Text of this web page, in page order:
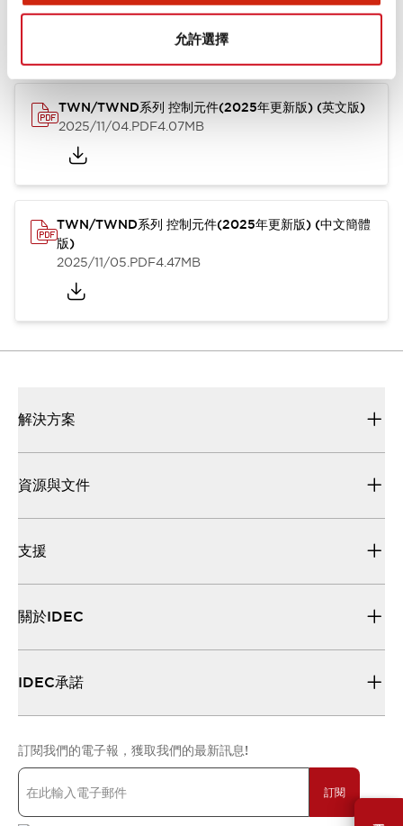
允許選擇
認證與標準
TWN/TWND系列 控制元件(2025年更新版) (英文版)
2025/11/04.PDF4.07MB
TWN/TWND系列 控制元件(2025年更新版) (中文簡體
版)
2025/11/05.PDF4.47MB
解決方案
資源與文件
支援
關於IDEC
IDEC承諾
訂閱我們的電子報，獲取我們的最新訊息!
訂閱